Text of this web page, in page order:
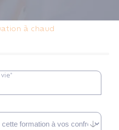
à chaud